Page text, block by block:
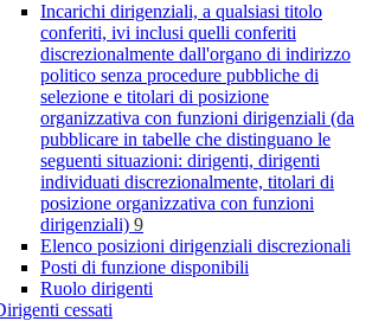
Incarichi dirigenziali, a qualsiasi titolo
conferiti, ivi inclusi quelli conferiti
discrezionalmente dall'organo di indirizzo
politico senza procedure pubbliche di
selezione e titolari di posizione
organizzativa con funzioni dirigenziali (da
pubblicare in tabelle che distinguano le
seguenti situazioni: dirigenti, dirigenti
individuati discrezionalmente, titolari di
posizione organizzativa con funzioni
dirigenziali) 9
Elenco posizioni dirigenziali discrezionali
Posti di funzione disponibili
Ruolo dirigenti
cessati